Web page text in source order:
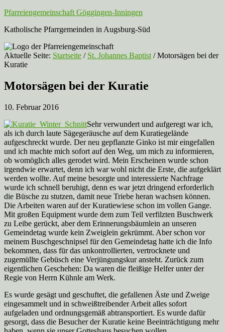
Pfarreiengemeinschaft Göggingen-Inningen
Katholische Pfarrgemeinden in Augsburg-Süd
Aktuelle Seite: Startseite / St. Johannes Baptist /Motorsägen bei der
Kuratie
Motorsägen bei der Kuratie
10. Februar 2016
Sehr verwundert und aufgeregt war ich,
als ich durch laute Sägegeräusche auf dem Kuratiegelände
aufgeschreckt wurde. Der neu gepflanzte Ginko ist mir eingefallen
und ich machte mich sofort auf den Weg, um mich zu informieren,
ob womöglich alles gerodet wird. Mein Erscheinen wurde schon
irgendwie erwartet, denn ich war wohl nicht die Erste, die aufgeklärt
werden wollte. Auf meine besorgte und interessierte Nachfrage
wurde ich schnell beruhigt, denn es war jetzt dringend erforderlich
die Büsche zu stutzen, damit neue Triebe heran wachsen können.
Die Arbeiten waren auf der Kuratiewiese schon im vollen Gange.
Mit großen Equipment wurde dem zum Teil verfilzten Buschwerk
zu Leibe gerückt, aber dem Erinnerungsbäumlein an unseren
Gemeindetag wurde kein Zweiglein gekrümmt. Aber schon vor
meinem Buschgeschnipsel für den Gemeindetag hatte ich die Info
bekommen, dass für das unkontrollierten, vertrocknete und
zugemüllte Gebüsch eine Verjüngungskur ansteht. Zurück zum
eigentlichen Geschehen: Da waren die fleißige Helfer unter der
Regie von Herrn Kühnle am Werk.
Es wurde gesägt und geschuftet, die gefallenen Äste und Zweige
eingesammelt und in schweißtreibender Arbeit alles sofort
aufgeladen und ordnungsgemäß abtransportiert. Es wurde dafür
gesorgt, dass die Besucher der Kuratie keine Beeinträchtigung mehr